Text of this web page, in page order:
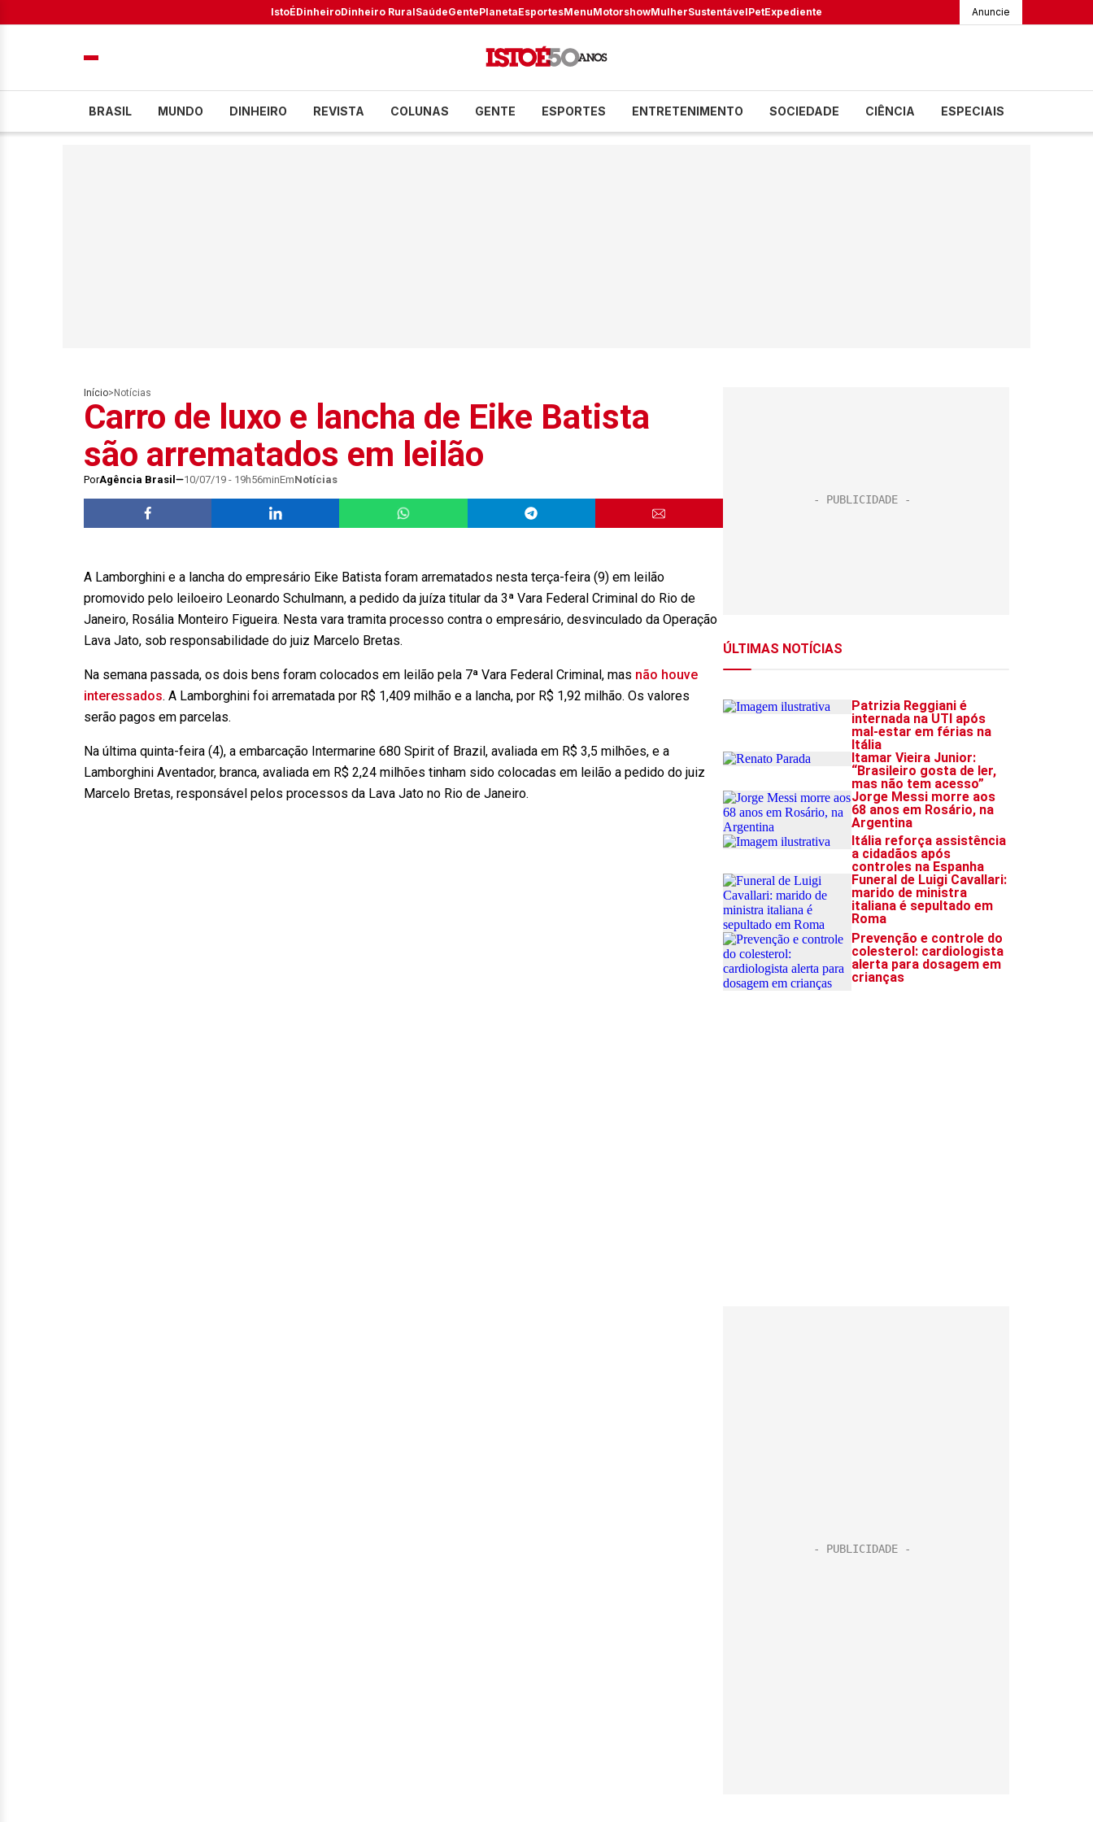
IstoÉDinheiroDinheiro RuralSaúdeGentePlanetaEsportesMenuMotorshowMulherSustentávelPetExpediente Anuncie
BRASIL MUNDO DINHEIRO REVISTA COLUNAS GENTE ESPORTES ENTRETENIMENTO SOCIEDADE CIÊNCIA ESPECIAIS
Início> Notícias
Carro de luxo e lancha de Eike Batista
são arrematados em leilão
PorAgência Brasil 10/07/19 - 19h56minEmNotícias
A Lamborghini e a lancha do empresário Eike Batista foram arrematados nesta terça-feira (9) em leilão
promovido pelo leiloeiro Leonardo Schulmann, a pedido da juíza titular da 3ª Vara Federal Criminal do Rio de
Janeiro, Rosália Monteiro Figueira. Nesta vara tramita processo contra o empresário, desvinculado da Operação
Lava Jato, sob responsabilidade do juiz Marcelo Bretas.
Na semana passada, os dois bens foram colocados em leilão pela 7ª Vara Federal Criminal, mas não houve
interessados. A Lamborghini foi arrematada por R$ 1,409 milhão e a lancha, por R$ 1,92 milhão. Os valores
serão pagos em parcelas.
Na última quinta-feira (4), a embarcação Intermarine 680 Spirit of Brazil, avaliada em R$ 3,5 milhões, e a
Lamborghini Aventador, branca, avaliada em R$ 2,24 milhões tinham sido colocadas em leilão a pedido do juiz
Marcelo Bretas, responsável pelos processos da Lava Jato no Rio de Janeiro.